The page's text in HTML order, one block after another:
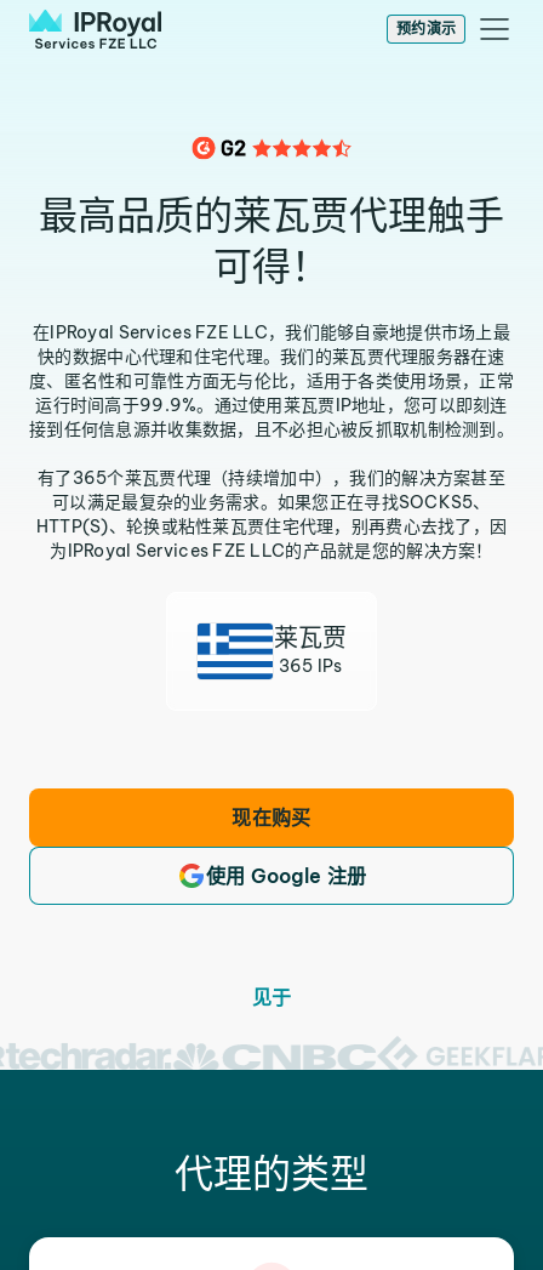
预约演示
最高品质的莱瓦贾代理触手
可得！
在IPRoyal Services FZE LLC，我们能够自豪地提供市场上最
快的数据中心代理和住宅代理。我们的莱瓦贾代理服务器在速
度、匿名性和可靠性方面无与伦比，适用于各类使用场景，正常
运行时间高于99.9%。通过使用莱瓦贾IP地址，您可以即刻连
接到任何信息源并收集数据，且不必担心被反抓取机制检测到。
有了365个莱瓦贾代理（持续增加中），我们的解决方案甚至
可以满足最复杂的业务需求。如果您正在寻找SOCKS5、
HTTP(S)、轮换或粘性莱瓦贾住宅代理，别再费心去找了，因
为IPRoyal Services FZE LLC的产品就是您的解决方案！
莱瓦贾
365 IPs
现在购买
使用 Google 注册
见于
代理的类型